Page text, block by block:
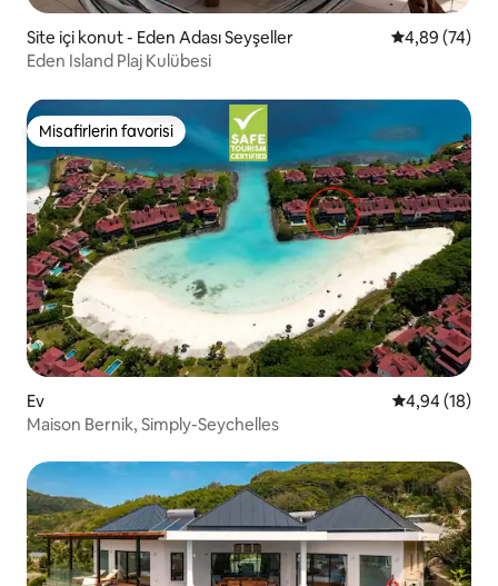
Site içi konut - Eden Adası Seyşeller 5 üzerinden
4,89 (74)
Eden Island Plaj Kulübesi
Misafirlerin favorisi
Misafirlerin favorisi
Ev 5 üzerinden
4,94 (18)
Maison Bernik, Simply-Seychelles